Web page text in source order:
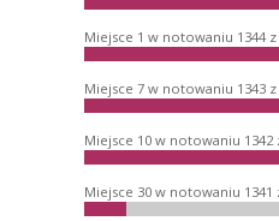
Miejsce 1 w notowaniu 1344
Miejsce 7 w notowaniu 1343
Miejsce 10 w notowaniu
Miejsce 30 w notowaniu